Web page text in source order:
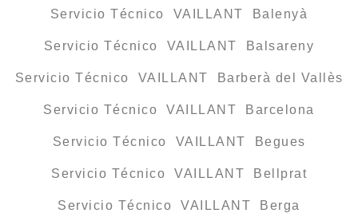
Servicio Técnico VAILLANT Balenyà
Servicio Técnico VAILLANT Balsareny
Servicio Técnico VAILLANT Barberà del Vallès
Servicio Técnico VAILLANT Barcelona
Servicio Técnico VAILLANT Begues
Servicio Técnico VAILLANT Bellprat
Servicio Técnico VAILLANT Berga